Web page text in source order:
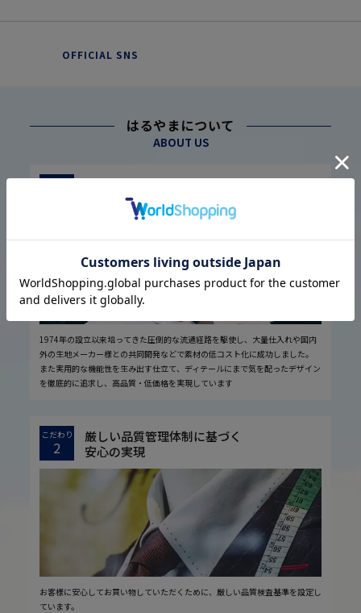
OFFICIAL SNS
はるやまについて
ABOUT US
幅広い仕入れ体制に基づく
高品質・低価格の実現
1974年の設立以来培ってきた圧倒的な流通経路を駆使し、大量仕入れや国内
外の生地メーカー様との共同開発などで素材の低コスト化に成功しました。
また実用的な機能性を生み出す仕立て、ディテールにまで気を配ったデザイン
を徹底的に追求し、高品質・低価格を実現しています
こだわり
2
厳しい品質管理体制に基づく
安心の実現
お客様に安心してお買い物していただくために、厳しい品質検査基準を設定し
ています。